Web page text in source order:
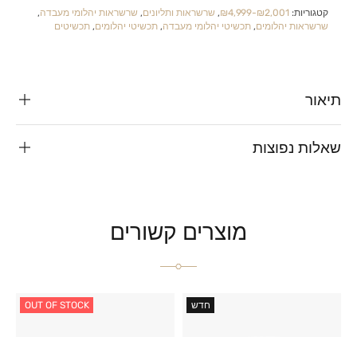
קטגוריות: ₪2,001-₪4,999
, שרשראות ותליונים, שרשראות יהלומי מעבדה,
שרשראות יהלומים,תכשיטי יהלומי מעבדה,תכשיטי יהלומים,תכשיטים
תיאור
שאלות נפוצות
מוצרים קשורים
חדש OUT OF STOCK